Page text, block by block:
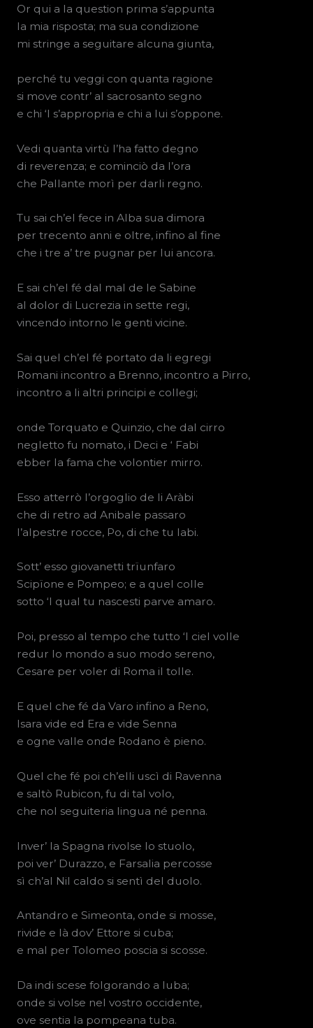
Or qui a la question prima s’appunta
la mia risposta; ma sua condizione
mi stringe a seguitare alcuna giunta,
perché tu veggi con quanta ragione
si move contr’ al sacrosanto segno
e chi ‘l s’appropria e chi a lui s’oppone.
Vedi quanta virtù l’ha fatto degno
di reverenza; e cominciò da l’ora
che Pallante morì per darli regno.
Tu sai ch’el fece in Alba sua dimora
per trecento anni e oltre, infino al fine
che i tre a’ tre pugnar per lui ancora.
E sai ch’el fé dal mal de le Sabine
al dolor di Lucrezia in sette regi,
vincendo intorno le genti vicine.
Sai quel ch’el fé portato da li egregi
Romani incontro a Brenno, incontro a Pirro,
incontro a li altri principi e collegi;
onde Torquato e Quinzio, che dal cirro
negletto fu nomato, i Deci e ‘ Fabi
ebber la fama che volontier mirro.
Esso atterrò l’orgoglio de li Aràbi
che di retro ad Anibale passaro
l’alpestre rocce, Po, di che tu labi.
Sott’ esso giovanetti trïunfaro
Scipïone e Pompeo; e a quel colle
sotto ‘l qual tu nascesti parve amaro.
Poi, presso al tempo che tutto ‘l ciel volle
redur lo mondo a suo modo sereno,
Cesare per voler di Roma il tolle.
E quel che fé da Varo infino a Reno,
Isara vide ed Era e vide Senna
e ogne valle onde Rodano è pieno.
Quel che fé poi ch’elli uscì di Ravenna
e saltò Rubicon, fu di tal volo,
che nol seguiteria lingua né penna.
Inver’ la Spagna rivolse lo stuolo,
poi ver’ Durazzo, e Farsalia percosse
sì ch’al Nil caldo si sentì del duolo.
Antandro e Simeonta, onde si mosse,
rivide e là dov’ Ettore si cuba;
e mal per Tolomeo poscia si scosse.
Da indi scese folgorando a Iuba;
onde si volse nel vostro occidente,
ove sentia la pompeana tuba.